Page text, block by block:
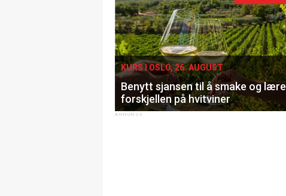
KURS I OSLO, 26. AUGUST
Benytt sjansen til å smake og lære
forskjellen på hvitviner